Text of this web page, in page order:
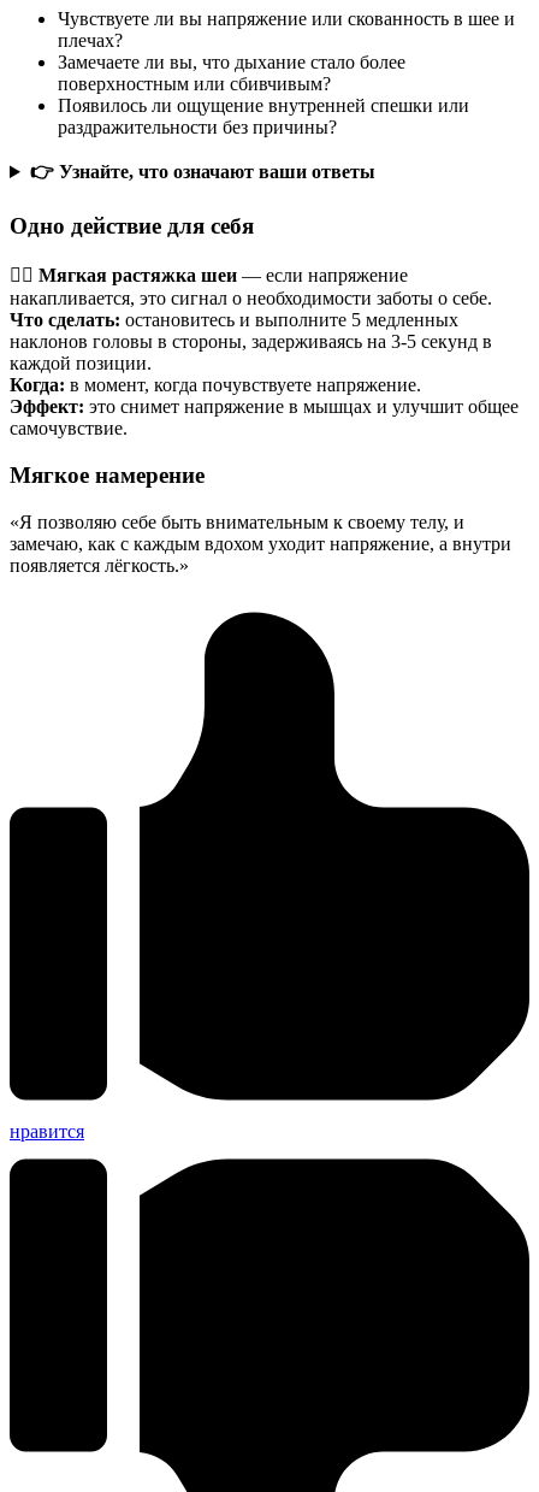
Чувствуете ли вы напряжение или скованность в шее и
плечах?
Замечаете ли вы, что дыхание стало более
поверхностным или сбивчивым?
Появилось ли ощущение внутренней спешки или
раздражительности без причины?
👉 Узнайте, что означают ваши ответы
Одно действие для себя
💆‍♀️ Мягкая растяжка шеи — если напряжение
накапливается, это сигнал о необходимости заботы о себе.
Что сделать: остановитесь и выполните 5 медленных
наклонов головы в стороны, задерживаясь на 3-5 секунд в
каждой позиции.
Когда: в момент, когда почувствуете напряжение.
Эффект: это снимет напряжение в мышцах и улучшит общее
самочувствие.
Мягкое намерение
«Я позволяю себе быть внимательным к своему телу, и
замечаю, как с каждым вдохом уходит напряжение, а внутри
появляется лёгкость.»
нравится